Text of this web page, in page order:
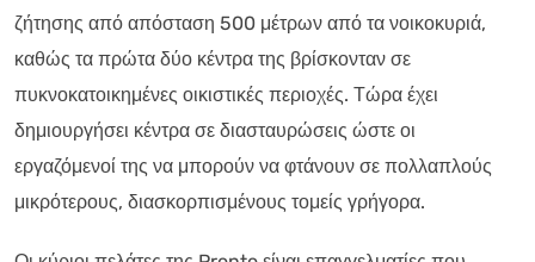
ζήτησης από απόσταση 500 μέτρων από τα νοικοκυριά,
καθώς τα πρώτα δύο κέντρα της βρίσκονταν σε
πυκνοκατοικημένες οικιστικές περιοχές. Τώρα έχει
δημιουργήσει κέντρα σε διασταυρώσεις ώστε οι
εργαζόμενοί της να μπορούν να φτάνουν σε πολλαπλούς
μικρότερους, διασκορπισμένους τομείς γρήγορα.